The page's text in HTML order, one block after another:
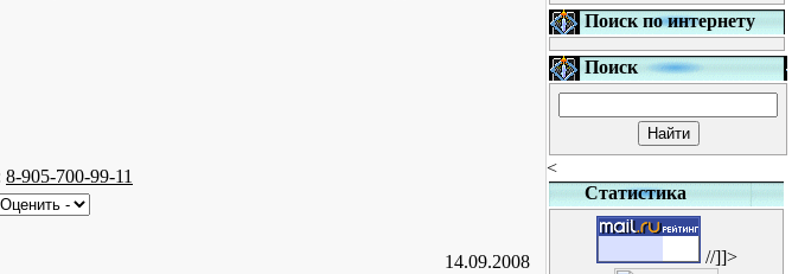
8-905-700-99-11
14.09.2008
Поиск по интернету
Поиск
<
Статистика
//]]>